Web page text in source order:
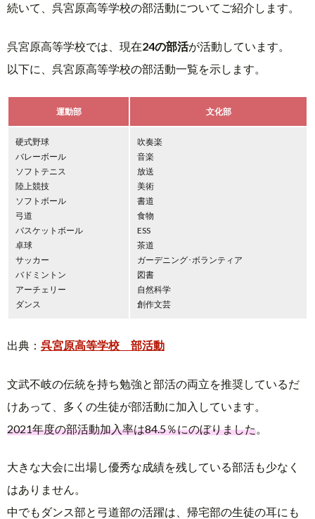
続いて、呉宮原高等学校の部活動についてご紹介します。
呉宮原高等学校では、現在24の部活が活動しています。
以下に、呉宮原高等学校の部活動一覧を示します。
運動部 文化部
硬式野球
バレーボール
ソフトテニス
陸上競技
ソフトボール
弓道
バスケットボール
卓球
サッカー
バドミントン
アーチェリー
ダンス
吹奏楽
音楽
放送
美術
書道
食物
ESS
茶道
ガーデニング･ボランティア
図書
自然科学
創作文芸
出典： 呉宮原高等学校 部活動
文武不岐の伝統を持ち勉強と部活の両立を推奨しているだ
けあって、多くの生徒が部活動に加入しています。
2021年度の部活動加入率は84.5％にのぼりました
大きな大会に出場し優秀な成績を残している部活も少なく
はありません。
中でもダンス部と弓道部の活躍は、帰宅部の生徒の耳にも